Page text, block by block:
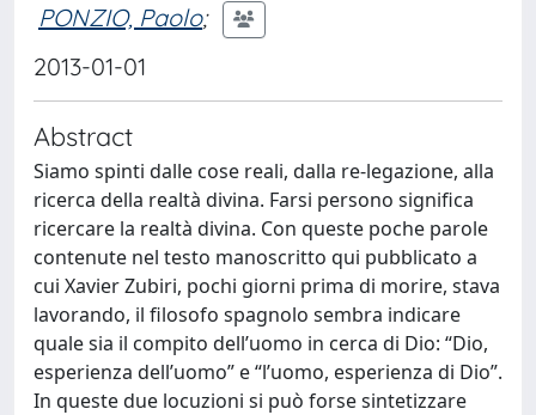
PONZIO, Paolo;
2013-01-01
Abstract
Siamo spinti dalle cose reali, dalla re-legazione, alla
ricerca della realtà divina. Farsi persono significa
ricercare la realtà divina. Con queste poche parole
contenute nel testo manoscritto qui pubblicato a
cui Xavier Zubiri, pochi giorni prima di morire, stava
lavorando, il filosofo spagnolo sembra indicare
quale sia il compito dell’uomo in cerca di Dio: “Dio,
esperienza dell’uomo” e “l’uomo, esperienza di Dio”.
In queste due locuzioni si può forse sintetizzare